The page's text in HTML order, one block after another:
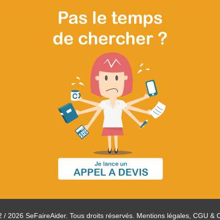
/ 2026 SeFaireAider. Tous droits réservés. Mentions légales, CGU &